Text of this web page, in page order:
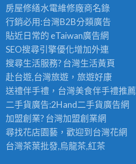
房屋修繕水電維修廠商名錄
行銷必用:台灣B2B分類廣告
貼近日常的 eTaiwan廣告網
SEO搜尋引擎優化增加外連
搜尋生活服務? 台灣生活黃頁
赴台遊,台灣旅遊，旅遊好康
送禮伴手禮，台灣美食伴手禮推薦
二手貨廣告:2Hand二手貨廣告網
加盟創業? 台灣加盟創業網
尋找花店園藝，歡迎到 台灣花網
台灣茶葉批發,烏龍茶,紅茶